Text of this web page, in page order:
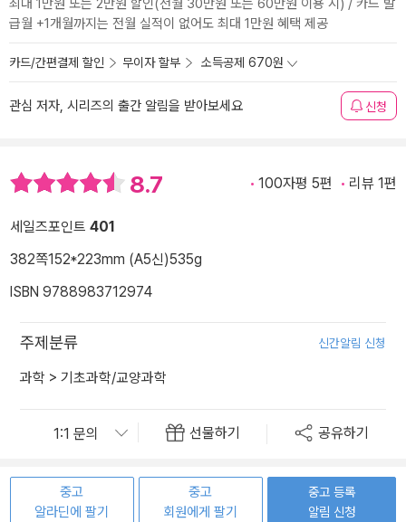
최대 1만원 또는 2만원 할인(전월 30만원 또는 60만원 이용 시) / 카드 발
급월 +1개월까지는 전월 실적이 없어도 최대 1만원 혜택 제공
카드/간편결제 할인 무이자 할부 소득공제 670원
관심 저자, 시리즈의 출간 알림을 받아보세요 신청
8.7 100자평 5편 리뷰 1편
세일즈포인트 401
382쪽152*223mm (A5신)535g
ISBN 9788983712974
주제분류 신간알림 신청
과학 > 기초과학/교양과학
선물하기 공유하기
중고
알라딘에 팔기
중고
회원에게 팔기
중고 등록
알림 신청